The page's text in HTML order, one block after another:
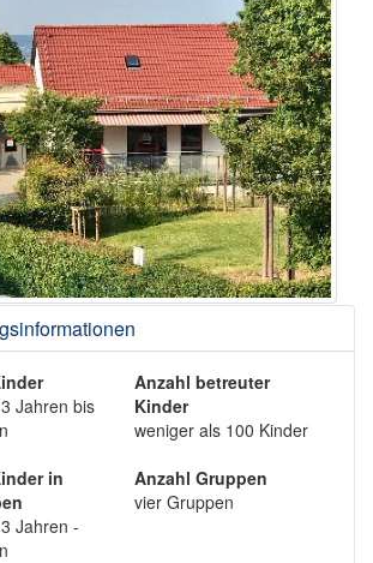
Jahren bis
in
Jahren -
Anzahl betreuter
Kinder
weniger als 100 Kinder
Anzahl Gruppen
vier Gruppen